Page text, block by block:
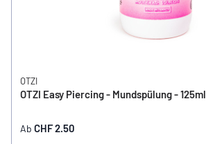
OTZI
OTZI Easy Piercing - Mundspülung - 125ml
Ab CHF 2.50